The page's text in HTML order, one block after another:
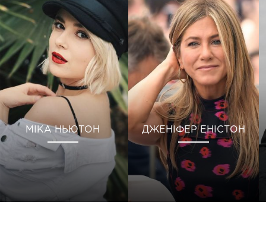
МІКА НЬЮТОН ДЖЕНІФЕР ЕНІСТОН